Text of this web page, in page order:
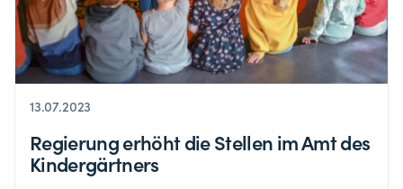
13.07.2023
Regierung erhöht die Stellen im Amt des
Kindergärtners